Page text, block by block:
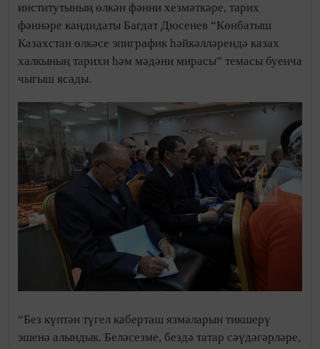
институтының өлкән фәнни хезмәткәре, тарих
фәннәре кандидаты Багдат Дюсенев “Көнбатыш
Казахстан өлкәсе эпиграфик һәйкәлләрендә казах
халкының тарихи һәм мәдәни мирасы” темасы буенча
чыгыш ясады.
“Без күптән түгел каберташ язмаларын тикшерү
эшенә алындык. Беләсезме, бездә татар сәүдәгәрләре,